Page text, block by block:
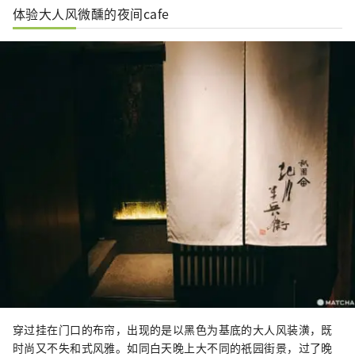
体验大人风微醺的夜间cafe
穿过挂在门口的布帘，出现的是以黑色为基底的大人风装潢，既
时尚又不失和式风雅。如同白天晚上大不同的祇园街景，过了晚